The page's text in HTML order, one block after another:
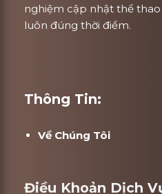
nghiệm cập nhật thể thao
luôn đúng thời điểm.
Thông Tin:
Về Chúng Tôi
Điều Khoản Dịch